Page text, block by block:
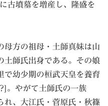
古墳墓を増産し、隆盛を
母方の祖母・土師真妹は山
土師氏出身である。その娘
で幼少期の桓武天皇を養育
。やがて土師氏の一族
れ、大江氏・菅原氏・秋篠